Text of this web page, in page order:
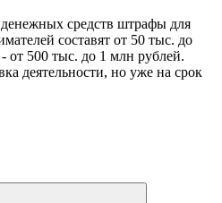
средств штрафы для
составят от 50 тыс. до
от 500 тыс. до 1 млн рублей.
деятельности, но уже на срок